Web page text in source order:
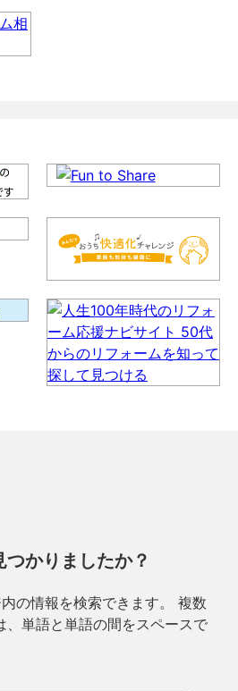
かりましたか？
の情報を検索できます。 複数
、単語と単語の間をスペースで